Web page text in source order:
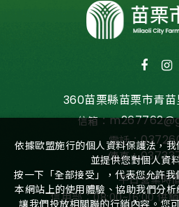
360苗栗縣苗栗市青苗
信箱：
電話：
平日營業時
信用部：08:00~16:00 供
傳真：
依據歐盟施行的個人資料保護法，
並提供您對個人資
按一下「全部接受」，代表您允許
本網站上的使用體驗、協助我們分
讓我們投放相關聯的行銷內容。您